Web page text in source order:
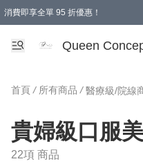
消費即享全單 95 折優惠！
Queen
首頁 / 所有商品 / 醫療級/院線
貴婦級口服
22項 商品